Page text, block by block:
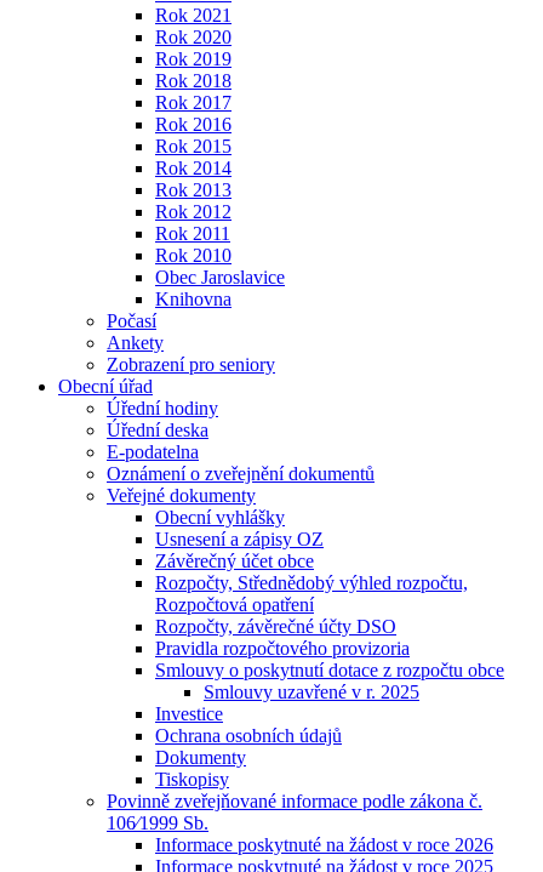
Rok 2021
Rok 2020
Rok 2019
Rok 2018
Rok 2017
Rok 2016
Rok 2015
Rok 2014
Rok 2013
Rok 2012
Rok 2011
Rok 2010
Obec Jaroslavice
Knihovna
Počasí
Ankety
Zobrazení pro seniory
Obecní úřad
Úřední hodiny
Úřední deska
E-podatelna
Oznámení o zveřejnění dokumentů
Veřejné dokumenty
Obecní vyhlášky
Usnesení a zápisy OZ
Závěrečný účet obce
Rozpočty, Střednědobý výhled rozpočtu,
Rozpočtová opatření
Rozpočty, závěrečné účty DSO
Pravidla rozpočtového provizoria
Smlouvy o poskytnutí dotace z rozpočtu obce
Smlouvy uzavřené v r. 2025
Investice
Ochrana osobních údajů
Dokumenty
Tiskopisy
Povinně zveřejňované informace podle zákona č.
106⁄1999 Sb.
Informace poskytnuté na žádost v roce 2026
Informace poskytnuté na žádost v roce 2025